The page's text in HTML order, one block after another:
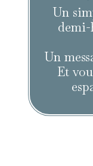
Un
Un
Et